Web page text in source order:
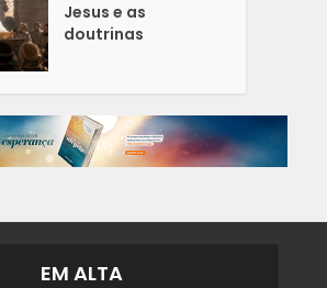
Jesus e as
doutrinas
EM ALTA